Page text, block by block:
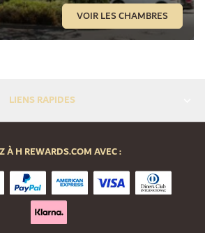
VOIR LES CHAMBRES
LIENS RAPIDES
À H REWARDS.COM AVEC :